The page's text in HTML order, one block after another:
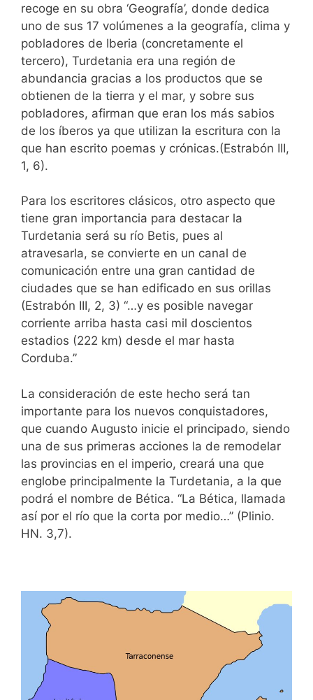
recoge en su obra ‘Geografía’, donde dedica
uno de sus 17 volúmenes a la geografía, clima y
pobladores de Iberia (concretamente el
tercero), Turdetania era una región de
abundancia gracias a los productos que se
obtienen de la tierra y el mar, y sobre sus
pobladores, afirman que eran los más sabios
de los íberos ya que utilizan la escritura con la
que han escrito poemas y crónicas.(Estrabón III,
1, 6).
Para los escritores clásicos, otro aspecto que
tiene gran importancia para destacar la
Turdetania será su río Betis, pues al
atravesarla, se convierte en un canal de
comunicación entre una gran cantidad de
ciudades que se han edificado en sus orillas
(Estrabón III, 2, 3) “…y es posible navegar
corriente arriba hasta casi mil doscientos
estadios (222 km) desde el mar hasta
Corduba.”
La consideración de este hecho será tan
importante para los nuevos conquistadores,
que cuando Augusto inicie el principado, siendo
una de sus primeras acciones la de remodelar
las provincias en el imperio, creará una que
englobe principalmente la Turdetania, a la que
podrá el nombre de Bética. “La Bética, llamada
así por el río que la corta por medio…” (Plinio.
HN. 3,7).